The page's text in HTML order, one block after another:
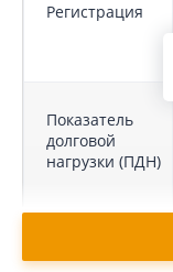
Регистрация
Показатель
долговой
нагрузки (ПДН)